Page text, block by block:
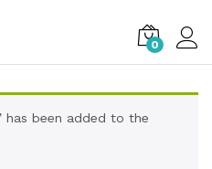
0
has been added to the